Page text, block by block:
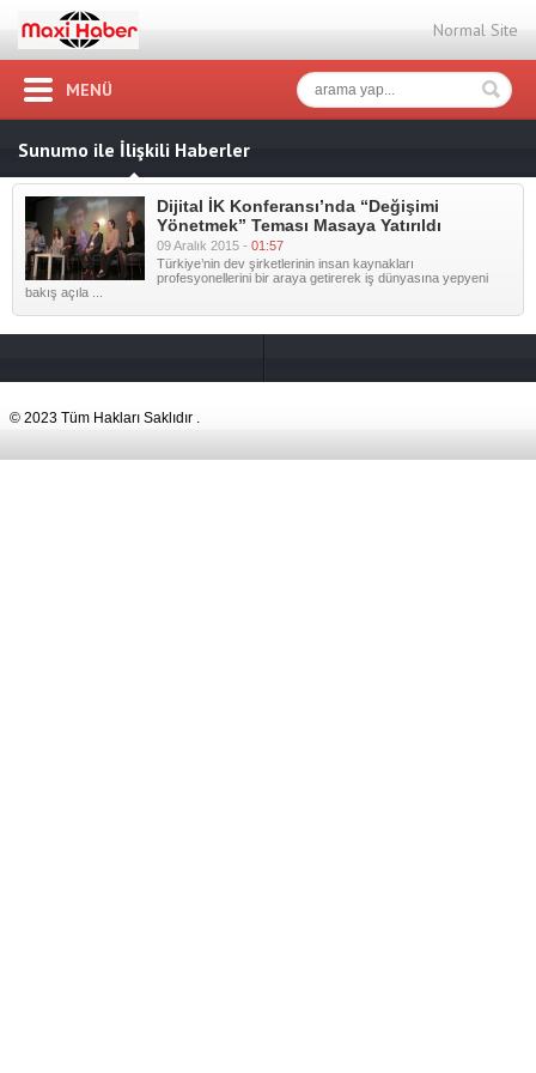
Normal Site
MENÜ
Sunumo ile İlişkili Haberler
Dijital İK Konferansı’nda “Değişimi
Yönetmek” Teması Masaya Yatırıldı
09 Aralık 2015 - 01:57
Türkiye’nin dev şirketlerinin insan kaynakları
profesyonellerini bir araya getirerek iş dünyasına yepyeni
bakış açıla ...
© 2023 Tüm Hakları Saklıdır .